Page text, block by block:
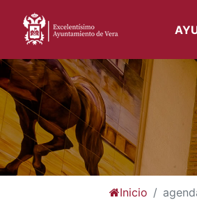
Inicio